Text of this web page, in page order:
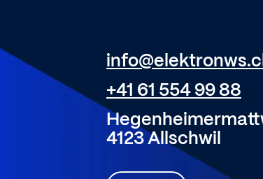
+41 61 554 99 88
4123 Allschwil